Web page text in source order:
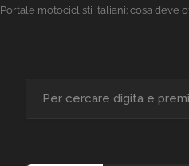
Portale motociclisti italiani: cosa deve